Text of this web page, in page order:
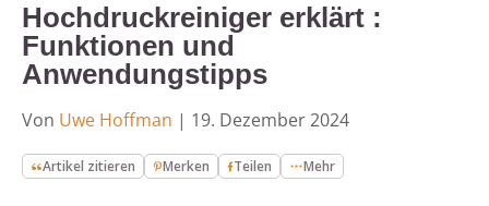
Hochdruckreiniger erklärt :
Funktionen und
Anwendungstipps
Von Uwe Hoffman | 19. Dezember 2024
Artikel zitieren Merken Teilen Mehr